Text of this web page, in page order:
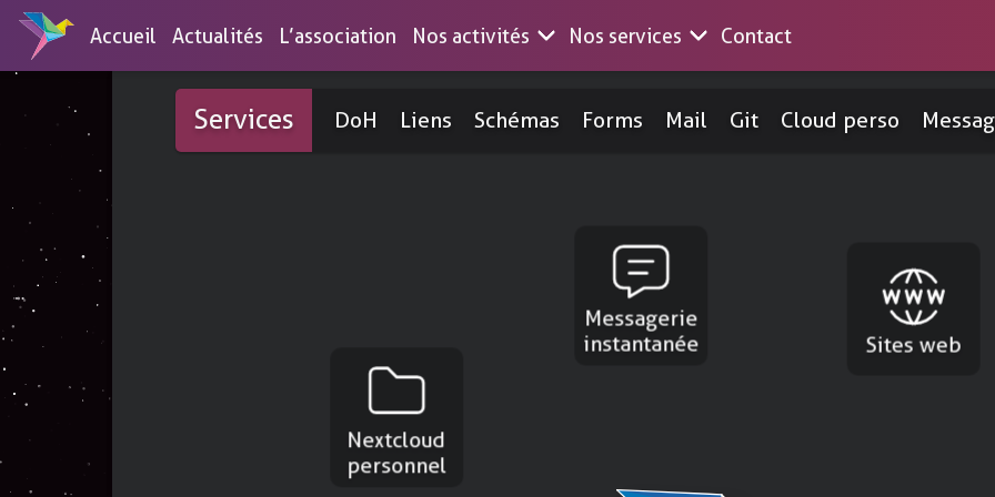
Accueil Actualités L’association Nos activités
Découvrez nos activités
Vue d’ensemble de nos interventions
reconquérir votre autonomie numérique
Pour reconquérir le monde avec des
Nos services
Découvrez nos services
Consultez la liste de nos outils
Accompagnements
Aide, formations et conseils
SERVICES EN LIBRE ACCÈS
Dites adieu à Gmail
Pour héberger du code source
Conversations chiffrées sur Matrix
Hébergement
Nextcloud
Pour les
Contact
Nous suivre
Faire un don
Devenir membre
Services DoH Liens Schémas Forms Mail Git Cloud perso
Nextcloud
personnel
Messagerie
instantanée
Sites web